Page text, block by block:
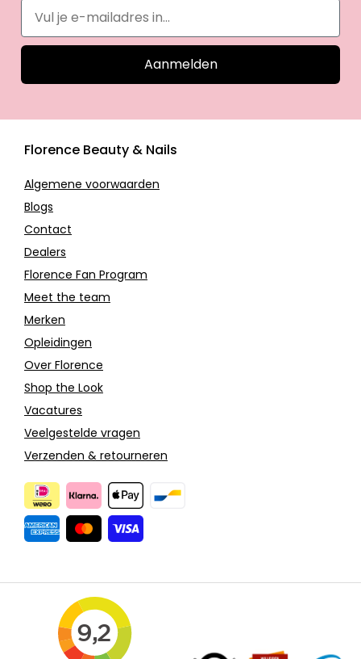
Aanmelden
Florence Beauty & Nails
Algemene voorwaarden
Blogs
Contact
Dealers
Florence Fan Program
Meet the team
Merken
Opleidingen
Over Florence
Shop the Look
Vacatures
Veelgestelde vragen
Verzenden & retourneren